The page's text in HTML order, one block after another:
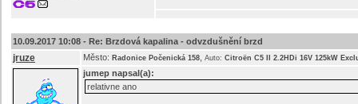
10.09.2017 10:08 - Re: Brzdová kapalina - odvzdušnění brzd
jruze Město: Radonice Počenická 158 Auto: Citroën C5 II 2.2HDi 16V 125kW
jumep napsal(a):
relativne ano